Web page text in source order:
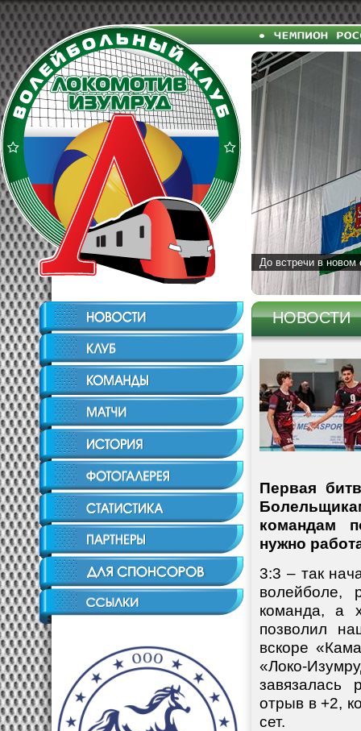
До встречи в новом
НОВОСТИ
Первая
командам
нужно
3:3 – так
волейболе,
команда, а
позволил
вскоре
«Локо-
завязалась
отрыв в +2,
сет.